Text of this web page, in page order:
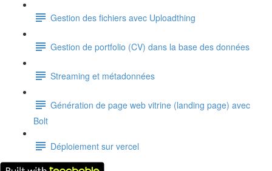
Gestion des fichiers avec Uploadthing
Gestion de portfolio (CV) dans la base des données
Streaming et métadonnées
Génération de page web vitrine (landing page) avec
Bolt
Déploiement sur vercel